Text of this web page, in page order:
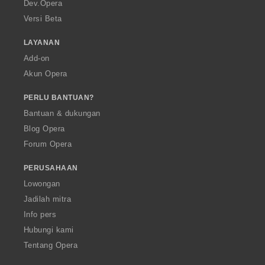
Dev.Opera
Versi Beta
LAYANAN
Add-on
Akun Opera
PERLU BANTUAN?
Bantuan & dukungan
Blog Opera
Forum Opera
PERUSAHAAN
Lowongan
Jadilah mitra
Info pers
Hubungi kami
Tentang Opera